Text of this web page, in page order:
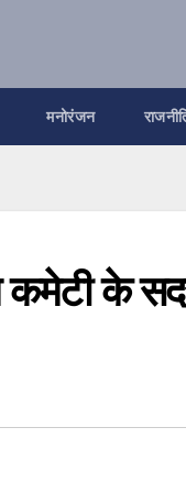
मनोरंजन
के